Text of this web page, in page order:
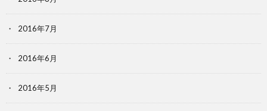
2016年7月
2016年6月
2016年5月